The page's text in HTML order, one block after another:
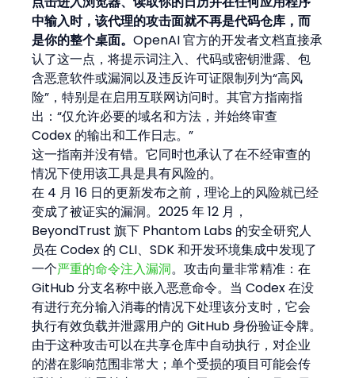
中输入时，该代理的攻击面就不再是代码仓库，而
是你的整个桌面。OpenAI 官方的开发者文档直接承
认了这一点，将提示词注入、代码或密钥泄露、包
含恶意软件或漏洞以及违反许可证限制列为“高风
险”，特别是在启用互联网访问时。其官方指南指
出：“仅允许必要的域名和方法，并始终审查
Codex 的输出和工作日志。”
这一指南并没有错。它同时也承认了在不经审查的
情况下使用该工具是具有风险的。
在 4 月 16 日的更新发布之前，理论上的风险就已经
变成了被证实的漏洞。2025 年 12 月，
BeyondTrust 旗下 Phantom Labs 的安全研究人
员在 Codex 的 CLI、SDK 和开发环境集成中发现了
一个严重的命令注入漏洞。攻击向量非常精准：在
GitHub 分支名称中嵌入恶意命令。当 Codex 在没
有进行充分输入消毒的情况下处理该分支时，它会
执行有效负载并泄露用户的 GitHub 身份验证令牌。
由于这种攻击可以在共享仓库中自动执行，对企业
的潜在影响范围非常大；单个受损的项目可能会传